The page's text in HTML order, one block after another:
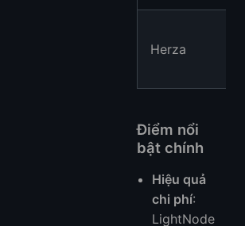
Herza
Điểm nổi
bật chính
Hiệu quả
chi phí:
LightNode